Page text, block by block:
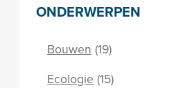
ONDERWERPEN
Bouwen (19)
Ecologie (15)